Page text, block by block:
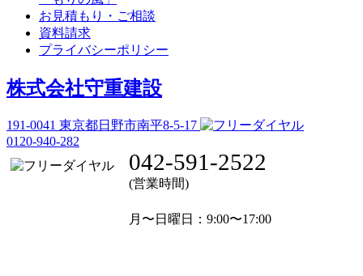
お見積もり・ご相談
資料請求
プライバシーポリシー
株式会社守重建設
191-0041 東京都日野市南平8-5-17
0120-940-282
042-591-2522
(営業時間)
月〜日曜日 ：9:00〜17:00